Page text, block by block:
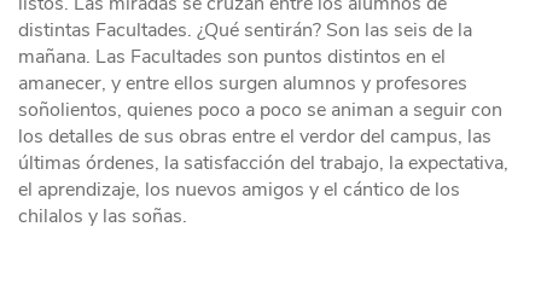
distintas Facultades. ¿Qué sentirán? Son las seis de la
mañana. Las Facultades son puntos distintos en el
amanecer, y entre ellos surgen alumnos y profesores
soñolientos, quienes poco a poco se animan a seguir con
los detalles de sus obras entre el verdor del campus, las
últimas órdenes, la satisfacción del trabajo, la expectativa,
el aprendizaje, los nuevos amigos y el cántico de los
chilalos y las soñas.